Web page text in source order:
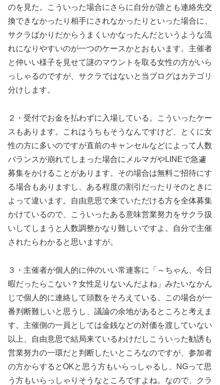
のを見た。こういった場合にさらに自分が誰とも連絡先交
換できなかったり相手にされなかったりといった場合に、
サクラばかりだからうまくいかなったんだというような流
れになりやすいのが一つのケースかとおもいます。主催者
と仲いい様子を見せて謎のマウントを取る女性の方がいら
っしゃるのですが、サクラではないと当ブログはカテゴリ
分けします。
２・受付でお金を払わずに入場している。こういったケー
スもあります。これはうちもそうなんですけど、とくに女
性の方に多いのですが直前のキャンセルなどによって人数
バランスが崩れてしまった場合にメルマガやLINEで急遽
募集をかけることがあります。その場合は無料ご招待にす
る場合もありますし、ある程度の割引だったりそのときに
よって違います。自由意思で来ていただける方を全体募集
かけているので、こういったある意味営業努力をサクラ扱
いしてしまうと人数調整かなり難しいですよ。自分で主催
されたらわかると思いますが。
３・主催者が個人的に仲のいい常連客に「～ちゃん、今日
暇だったらこない？女性足りないんだよね」みたいなかん
じで個人的に連絡して頭数をそろえている。この場合が一
番判断難しいと思うし、議論の余地があるところと考えま
す。主催側の一員としては金銭などの対価を渡していない
以上、自由意思で結局来ているわけだしこういった勧誘も
営業努力の一環だと判断したいところなのですが、参加者
の方からするとOKと思う方もいらっしゃるし、NGって思
う方もいらっしゃりそうなところですよね。なので、クラ